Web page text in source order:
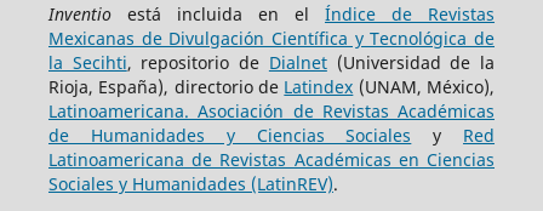
Inventioestá incluida en elÍndice de Revistas
Mexicanas de Divulgación Científica y Tecnológica de
la Secihti, repositorio de Dialnet(Universidad de la
Rioja, España), directorio de Latindex (UNAM, México),
Latinoamericana. Asociación de Revistas Académicas
de Humanidades y Ciencias Sociales y Red
Latinoamericana de Revistas Académicas en Ciencias
Sociales y Humanidades (LatinREV).